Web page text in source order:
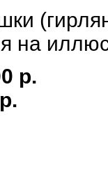
на
р.